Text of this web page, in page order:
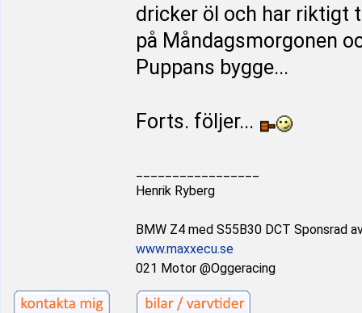
dricker öl och har riktigt
på Måndagsmorgonen
Puppans bygge...
Forts. följer...
Henrik Ryberg
BMW Z4 med S55B30 DCT Sponsrad
www.maxxecu.se
021 Motor @Oggeracing